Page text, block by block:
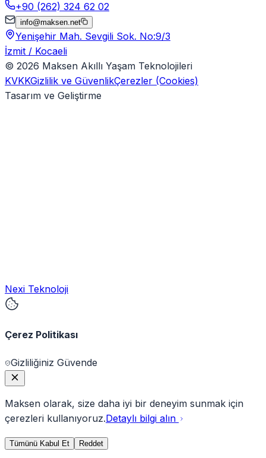
+90 (262) 324 62 02
info@maksen.net
Yenişehir Mah. Sevgili Sok. No:9/3
İzmit / Kocaeli
© 2026 Maksen Akıllı Yaşam Teknolojileri
KVKKGizlilik ve GüvenlikÇerezler (Cookies)
Tasarım ve Geliştirme
Nexi Teknoloji
Çerez Politikası
Gizliliğiniz Güvende
Maksen olarak, size daha iyi bir deneyim sunmak için
çerezleri kullanıyoruz.Detaylı bilgi alın
Tümünü Kabul Et Reddet